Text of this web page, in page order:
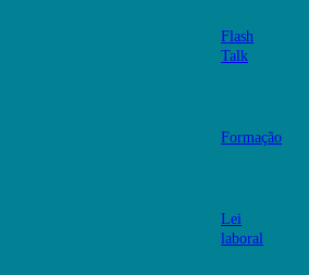
Flash
Talk
Formação
Lei
laboral